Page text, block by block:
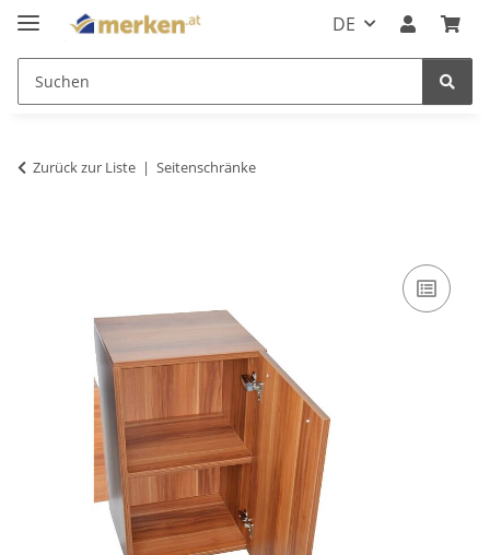
DE
Zurück zur Liste Seitenschränke